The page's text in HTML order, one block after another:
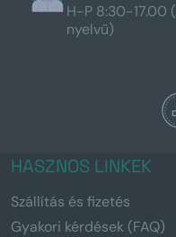
H-P 8:30-17.00
nyelvű)
HASZNOS LINKEK
Szállítás és fizetés
Gyakori kérdések (FAQ)